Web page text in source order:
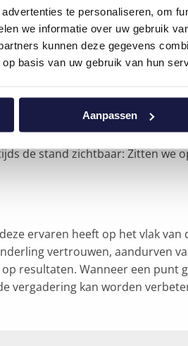
te personaliseren, om
we informatie over uw gebruik
kunnen deze gegevens
basis van uw gebruik van hun
Aanpassen
behalen resultaten kennen en is
antwoorden waarom het
agendapunt duidelijk is wat het
een oplossing voor
de stand zichtbaar: Zitten we
ervaren heeft op het vlak van
vertrouwen, aandurven
resultaten. Wanneer een punt
vergadering kan worden